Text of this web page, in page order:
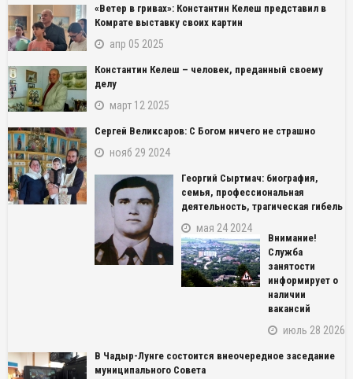
«Ветер в гривах»: Константин Келеш представил в
Комрате выставку своих картин
апр 05 2025
Константин Келеш – человек, преданный своему
делу
март 12 2025
Сергей Великсаров: С Богом ничего не страшно
нояб 29 2024
Георгий Сыртмач: биография,
семья, профессиональная
деятельность, трагическая гибель
мая 24 2024
Внимание!
Служба
занятости
информирует о
наличии
вакансий
июль 28 2026
В Чадыр-Лунге состоится внеочередное заседание
муниципального Совета